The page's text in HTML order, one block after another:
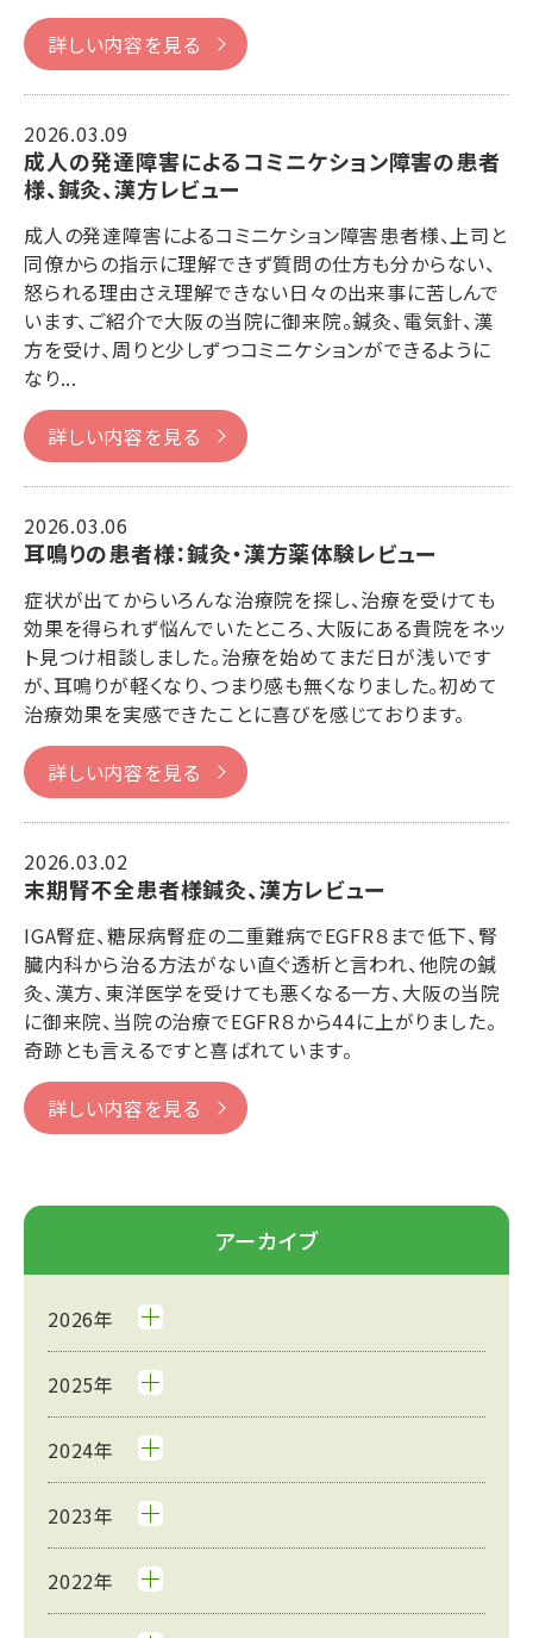
詳しい内容を見る
2026.03.09
成人の発達障害によるコミニケション障害の患者
様、鍼灸、漢方レビュー
成人の発達障害によるコミニケション障害患者様、上司と
同僚からの指示に理解できず質問の仕方も分からない、
怒られる理由さえ理解できない日々の出来事に苦しんで
います、ご紹介で大阪の当院に御来院。鍼灸、電気針、漢
方を受け、周りと少しずつコミニケションができるように
なり...
詳しい内容を見る
2026.03.06
耳鳴りの患者様：鍼灸・漢方薬体験レビュー
症状が出てからいろんな治療院を探し、治療を受けても
効果を得られず悩んでいたところ、大阪にある貴院をネッ
ト見つけ相談しました。治療を始めてまだ日が浅いです
が、耳鳴りが軽くなり、つまり感も無くなりました。初めて
治療効果を実感できたことに喜びを感じております。
詳しい内容を見る
2026.03.02
末期腎不全患者様鍼灸、漢方レビュー
IGA腎症、糖尿病腎症の二重難病でEGFR８まで低下、腎
臓内科から治る方法がない直ぐ透析と言われ、他院の鍼
灸、漢方、東洋医学を受けても悪くなる一方、大阪の当院
に御来院、当院の治療でEGFR８から44に上がりました。
奇跡とも言えるですと喜ばれています。
詳しい内容を見る
アーカイブ
2026年
2025年
2024年
2023年
2022年